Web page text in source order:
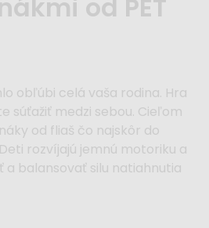
od PET
obľúbi celá vaša rodina. Hra
súťažiť medzi sebou. Cieľom
od fliaš čo najskôr do
rozvíjajú jemnú motoriku a
a balansovať silu natiahnutia